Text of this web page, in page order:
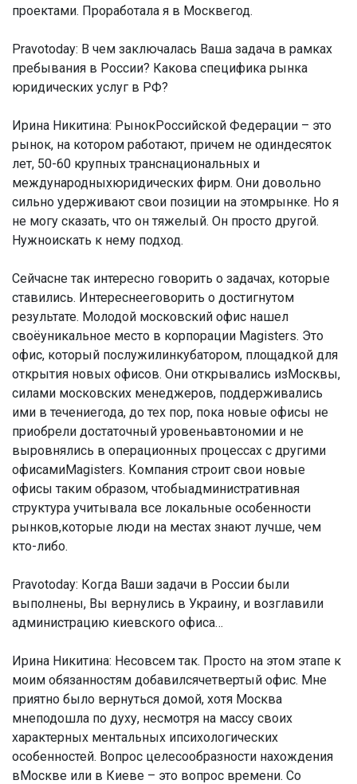
проектами. Проработала я в Москвегод.
Pravotoday: В чем заключалась Ваша задача в рамках
пребывания в России? Какова специфика рынка
юридических услуг в РФ?
Ирина Никитина: РынокРоссийской Федерации – это
рынок, на котором работают, причем не одиндесяток
лет, 50-60 крупных транснациональных и
международныхюридических фирм. Они довольно
сильно удерживают свои позиции на этомрынке. Но я
не могу сказать, что он тяжелый. Он просто другой.
Нужноискать к нему подход.
Сейчасне так интересно говорить о задачах, которые
ставились. Интереснееговорить о достигнутом
результате. Молодой московский офис нашел
своёуникальное место в корпорации Magisters. Это
офис, который послужилинкубатором, площадкой для
открытия новых офисов. Они открывались изМосквы,
силами московских менеджеров, поддерживались
ими в течениегода, до тех пор, пока новые офисы не
приобрели достаточный уровеньавтономии и не
выровнялись в операционных процессах с другими
офисамиMagisters. Компания строит свои новые
офисы таким образом, чтобыадминистративная
структура учитывала все локальные особенности
рынков,которые люди на местах знают лучше, чем
кто-либо.
Pravotoday: Когда Ваши задачи в России были
выполнены, Вы вернулись в Украину, и возглавили
администрацию киевского офиса…
Ирина Никитина: Несовсем так. Просто на этом этапе к
моим обязанностям добавилсячетвертый офис. Мне
приятно было вернуться домой, хотя Москва
мнеподошла по духу, несмотря на массу своих
характерных ментальных ипсихологических
особенностей. Вопрос целесообразности нахождения
вМоскве или в Киеве – это вопрос времени. Со